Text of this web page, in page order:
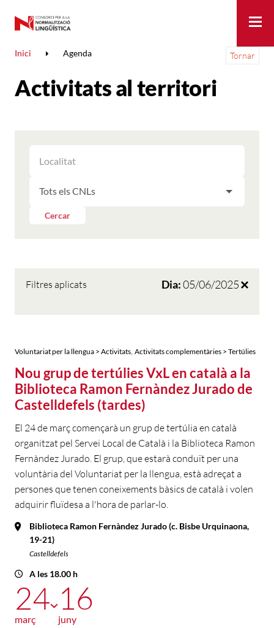
Inici Agenda Tornar
Activitats al territori
ELS
RESULTATS
LES
PER
LES
Cercar
Filtres aplicats Dia:05/06/2025
Voluntariat per la llengua > Activitats Activitats complementàries > Tertúlies
Nou grup de tertúlies VxL en català a la
Biblioteca Ramon Fernàndez Jurado de
Castelldefels (tardes)
El 24 de març començarà un grup de tertúlia en català
organitzat pel Servei Local de Català i la Biblioteca Ramon
Fernàndez Jurado. El grup, que estarà conduït per una
voluntària del Voluntariat per la llengua, està adreçat a
persones que tenen coneixements bàsics de català i volen
adquirir fluïdesa a l'hora de parlar-lo.
Biblioteca Ramon Fernàndez Jurado (c. Bisbe Urquinaona,
19-21)
Castelldefels
A les 18.00 h
24
març
16
juny